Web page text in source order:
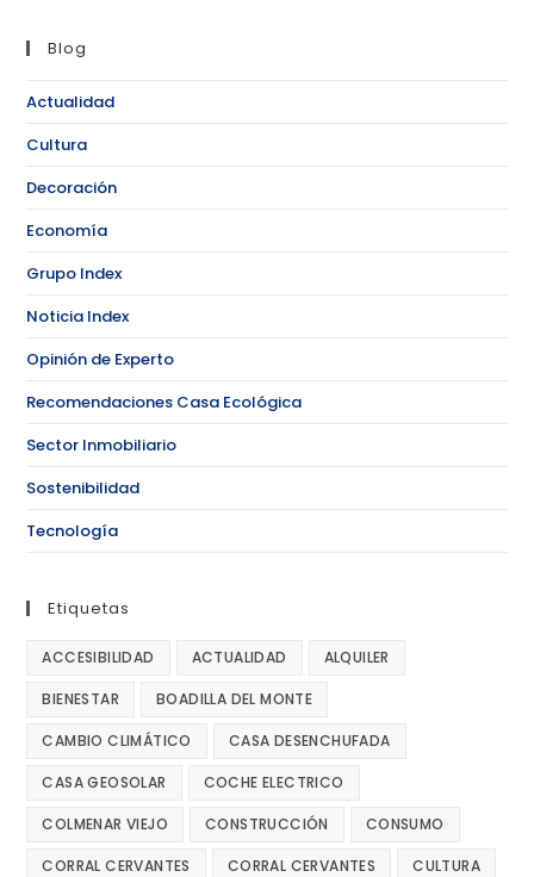
Blog
Actualidad
Cultura
Decoración
Economía
Grupo Index
Noticia Index
Opinión de Experto
Recomendaciones Casa Ecológica
Sector Inmobiliario
Sostenibilidad
Tecnología
Etiquetas
ACCESIBILIDAD ACTUALIDAD ALQUILER
BIENESTAR BOADILLA DEL MONTE
CAMBIO CLIMÁTICO CASA DESENCHUFADA
CASA GEOSOLAR COCHE ELECTRICO
COLMENAR VIEJO CONSTRUCCIÓN CONSUMO
CORRAL CERVANTES CORRAL CERVANTES CULTURA